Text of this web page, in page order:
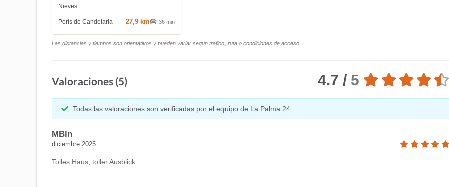
Nieves
Porís de Candelaria 27,9 km 36 min
Las distancias y tiempos son orientativos y pueden variar segun trafico, ruta o condiciones de acceso.
Valoraciones (5) 4.7 / 5
Todas las valoraciones son verificadas por el equipo de La Palma 24
MBln
diciembre 2025
Tolles Haus, toller Ausblick.